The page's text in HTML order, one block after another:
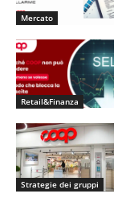
Mercato
Retail&Finanza
Strategie dei gruppi